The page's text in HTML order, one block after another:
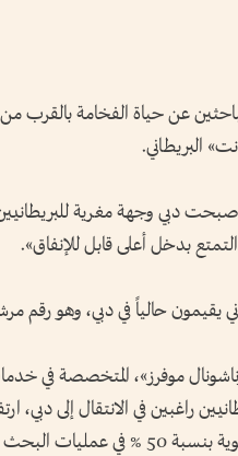
عن حياة الفخامة
البريطاني.
دبي وجهة مغرية
بدخل أعلى قابل للإنفاق».
موفرز»، المتخصصة في
خلال خمس سنوات، كما سجلت زيادة سنوية